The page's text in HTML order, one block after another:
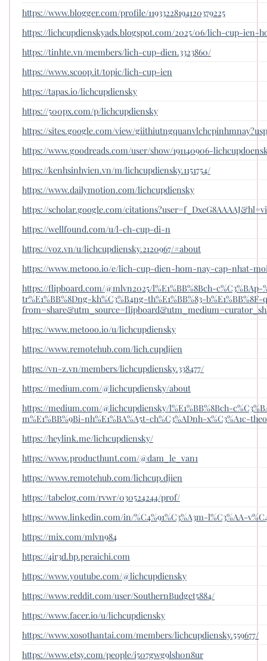
https://www.blogger.com/profile/11933228194120379225
https://lichcupdienskyads.blogspot.com/2025/06/lich-cup-
https://tinhte.vn/members/lich-cup-dien.3323860/
https://www.scoop.it/topic/lich-cup-ien
https://tapas.io/lichcupdiensky
https://500px.com/p/lichcupdiensky
https://sites.google.com/view/
https://www.goodreads.com/user/show/191140906-
https://kenhsinhvien.vn/m/lichcupdiensky.1151754/
https://www.dailymotion.com/lichcupdiensky
https://scholar.google.com/citations?user=f_DxeG8AAAAJ&hl=vi
https://wellfound.com/u/l-ch-cup-di-n
https://voz.vn/u/lichcupdiensky.2120967/#about
https://www.metooo.io/e/lich-cup-dien-hom-nay-cap-nhat-
https://flipboard.com/@mlvn2025/l%E1%BB%8Bch-
tr%E1%BB%8Dng-kh%C3%B4ng-th%E1%BB%83-
https://www.metooo.io/u/lichcupdiensky
https://www.remotehub.com/lich.cupdjien
https://vn-z.vn/members/lichcupdiensky.338477/
https://medium.com/@lichcupdiensky/about
https://medium.com/@lichcupdiensky/l%E1%BB%8Bch-
m%E1%BB%9Bi-nh%E1%BA%A5t-ch%C3%ADnh-x%C3%A1c-
https://heylink.me/lichcupdiensky/
https://www.producthunt.com/@dam_le_van1
https://www.remotehub.com/lichcup.djien
https://tabelog.com/rvwr/030524244/prof/
https://www.linkedin.com/in/%C4%91%C3%A3m-l%C3%AA-
https://mix.com/mlvn984
https://4ir3d.hp.peraichi.com
https://www.youtube.com/@lichcupdiensky
https://www.reddit.com/user/SouthernBudget5884/
https://www.facer.io/u/lichcupdiensky
https://www.xosothantai.com/members/lichcupdiensky.559677/
https://www.etsy.com/people/i507gwg9lsh0n8ur